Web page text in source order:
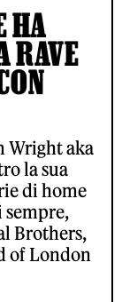
HA
RAVE
Wright aka
la sua
di home
Brothers,
of London